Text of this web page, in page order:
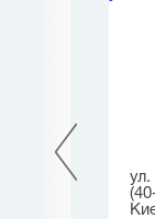
ул.